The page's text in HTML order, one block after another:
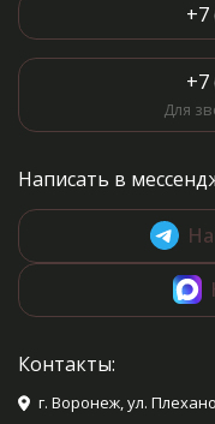
+7
+7
Для
Написать в
Контакты:
г. Воронеж, ул.